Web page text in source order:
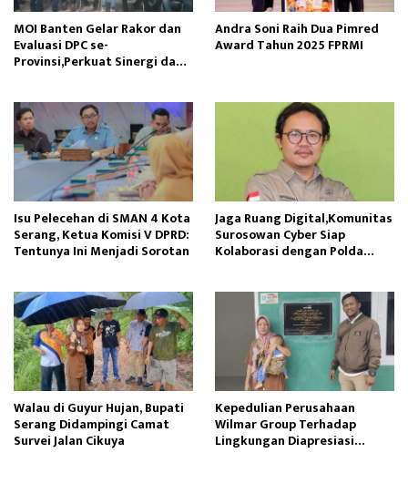
MOI Banten Gelar Rakor dan
Evaluasi DPC se-
Provinsi,Perkuat Sinergi dan
Andra Soni Raih Dua Pimred
Award Tahun 2025 FPRMI
Isu Pelecehan di SMAN 4 Kota
Serang, Ketua Komisi V DPRD:
Tentunya Ini Menjadi Sorotan
Jaga Ruang Digital,Komunitas
Surosowan Cyber Siap
Kolaborasi dengan Polda
Walau di Guyur Hujan, Bupati
Serang Didampingi Camat
Survei Jalan Cikuya
Kepedulian Perusahaan
Wilmar Group Terhadap
Lingkungan Diapresiasi